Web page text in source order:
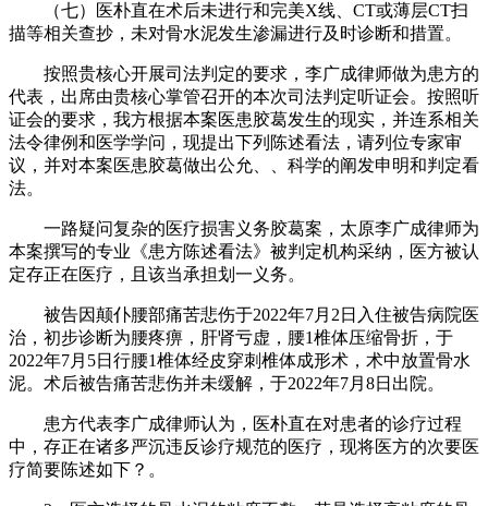
（七）医朴直在术后未进行和完美X线、CT或薄层CT扫
描等相关查抄，未对骨水泥发生渗漏进行及时诊断和措置。
按照贵核心开展司法判定的要求，李广成律师做为患方的
代表，出席由贵核心掌管召开的本次司法判定听证会。按照听
证会的要求，我方根据本案医患胶葛发生的现实，并连系相关
法令律例和医学学问，现提出下列陈述看法，请列位专家审
议，并对本案医患胶葛做出公允、、科学的阐发申明和判定看
法。
一路疑问复杂的医疗损害义务胶葛案，太原李广成律师为
本案撰写的专业《患方陈述看法》被判定机构采纳，医方被认
定存正在医疗，且该当承担划一义务。
被告因颠仆腰部痛苦悲伤于2022年7月2日入住被告病院医
治，初步诊断为腰疼痹，肝肾亏虚，腰1椎体压缩骨折，于
2022年7月5日行腰1椎体经皮穿刺椎体成形术，术中放置骨水
泥。术后被告痛苦悲伤并未缓解，于2022年7月8日出院。
患方代表李广成律师认为，医朴直在对患者的诊疗过程
中，存正在诸多严沉违反诊疗规范的医疗，现将医方的次要医
疗简要陈述如下？。